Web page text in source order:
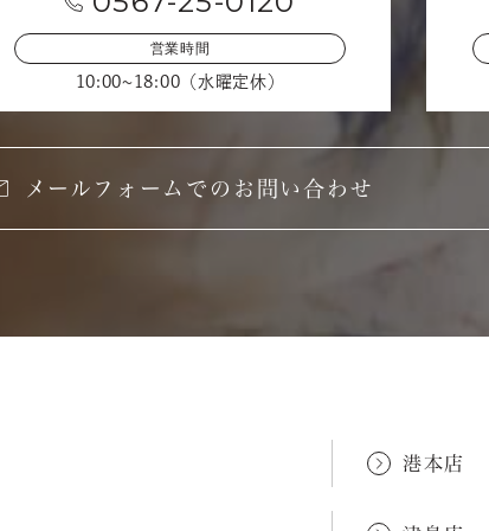
営業時間
10:00~18:00（水曜定休）
メールフォームでのお問い合わせ
港本店